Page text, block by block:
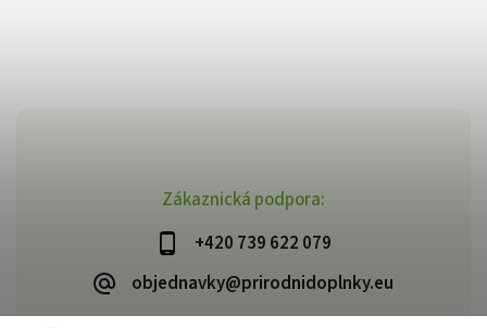
Zákaznická podpora:
+420 739 622 079
objednavky@prirodnidoplnky.eu